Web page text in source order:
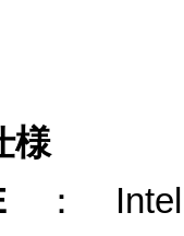
様
： Intel